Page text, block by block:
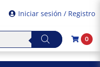
Iniciar sesión / Registro
0